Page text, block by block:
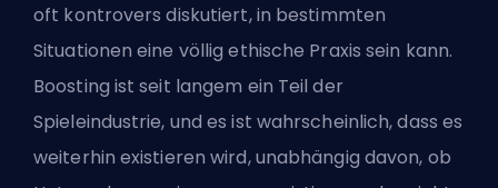
oft kontrovers diskutiert, in bestimmten
Situationen eine völlig ethische Praxis sein kann.
Boosting ist seit langem ein Teil der
Spieleindustrie, und es ist wahrscheinlich, dass es
weiterhin existieren wird, unabhängig davon, ob